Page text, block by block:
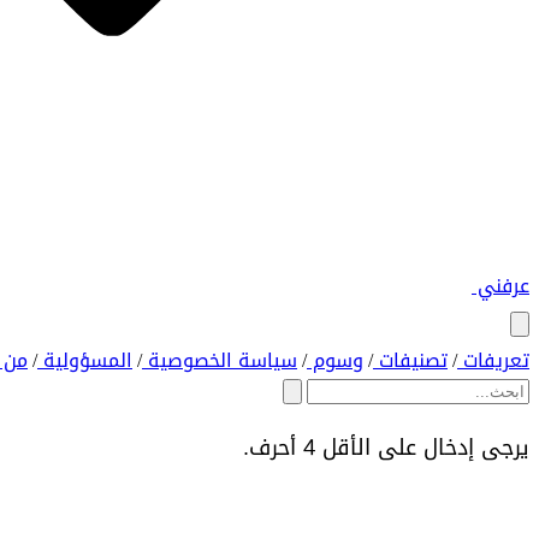
عرفني
تعريفات/ تصنيفات/ وسوم/ سياسة الخصوصية/ المسؤولية/
يرجى إدخال على الأقل 4 أحرف.